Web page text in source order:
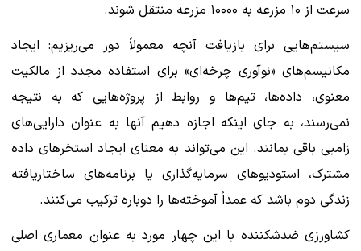
سرعت از ۱۰ مزرعه به ۱۰۰۰۰ مزرعه منتقل شوند.
سیستم‌هایی برای بازیافت آنچه معمولاً دور می‌ریزیم: ایجاد
مکانیسم‌های «نوآوری چرخه‌ای» برای استفاده مجدد از مالکیت
معنوی، داده‌ها، تیم‌ها و روابط از پروژه‌هایی که به نتیجه
نمی‌رسند، به جای اینکه اجازه دهیم آنها به عنوان دارایی‌های
زامبی باقی بمانند. این می‌تواند به معنای ایجاد استخرهای داده
مشترک، استودیوهای سرمایه‌گذاری یا برنامه‌های ساختاریافته
زندگی دوم باشد که عمداً آموخته‌ها را دوباره ترکیب می‌کنند.
کشاورزی ضدشکننده با این چهار مورد به عنوان معماری اصلی